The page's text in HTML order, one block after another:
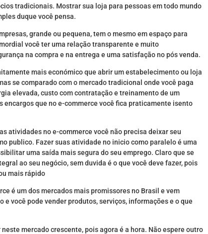
tradicionais. Mostrar sua loja para pessoas em todo mundo
duque você pensa.
grande ou pequena, tem o mesmo em espaço para
você ter uma relação transparente e muito
na compra e na entrega e uma satisfação no pós venda.
mais económico que abrir um estabelecimento ou loja
se comparado com o mercado tradicional onde você paga
elevada, custo com contratação e treinamento de um
encargos que no e-commerce você fica praticamente isento
atividades no e-commerce você não precisa deixar seu
publico. Fazer suas atividade no inicio como paralelo é uma
uma saída mais segura do seu emprego. Claro que se
ao seu negócio, sem duvida é o que você deve fazer, pois
mais rápido
é um dos mercados mais promissores no Brasil e vem
você pode vender produtos, serviços, informações e o que
mercado crescente, pois agora é a hora. Não espere outro